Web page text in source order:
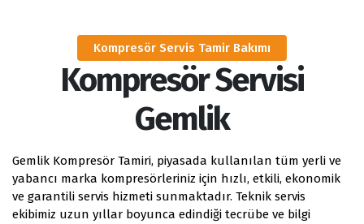
Kompresör Servis Tamir Bakımı
Kompresör Servisi
Gemlik
Gemlik Kompresör Tamiri, piyasada kullanılan tüm yerli ve
yabancı marka kompresörleriniz için hızlı, etkili, ekonomik
ve garantili servis hizmeti sunmaktadır. Teknik servis
ekibimiz uzun yıllar boyunca edindiği tecrübe ve bilgi